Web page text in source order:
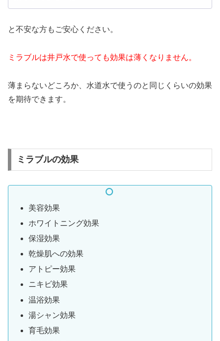
と不安な方もご安心ください。
ミラブルは井戸水で使っても効果は薄くなりません。
薄まらないどころか、水道水で使うのと同じくらいの効果
を期待できます。
ミラブルの効果
美容効果
ホワイトニング効果
保湿効果
乾燥肌への効果
アトピー効果
ニキビ効果
温浴効果
湯シャン効果
育毛効果